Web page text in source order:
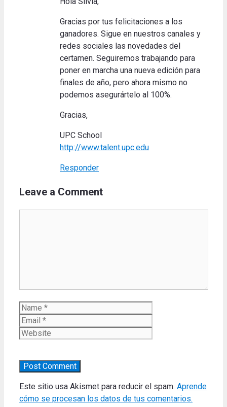
Gracias por tus felicitaciones a los
ganadores. Sigue en nuestros canales y
redes sociales las novedades del
certamen. Seguiremos trabajando para
poner en marcha una nueva edición para
finales de año, pero ahora mismo no
podemos asegurártelo al 100%.
Gracias,
UPC School
http://www.talent.upc.edu
Responder
Leave a Comment
Name
Este sitio usa Akismet para reducir el spam. Aprende
cómo se procesan los datos de tus comentarios.